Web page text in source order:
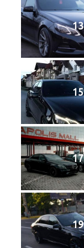
13
15
17
19